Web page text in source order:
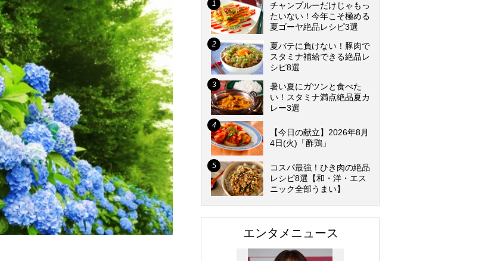
チャンプルーだけじゃもっ
たいない！今年こそ極める
夏ゴーヤ絶品レシピ3選
夏バテに負けない！豚肉で
スタミナ補給できる絶品レ
シピ8選
暑い夏にガツンと食べた
い！スタミナ満点絶品夏カ
レー3選
【今日の献立】2026年8月
4日(火)「酢鶏」
コスパ最強！ひき肉の絶品
レシピ8選【和・洋・エス
ニック全部うまい】
エンタメニュース